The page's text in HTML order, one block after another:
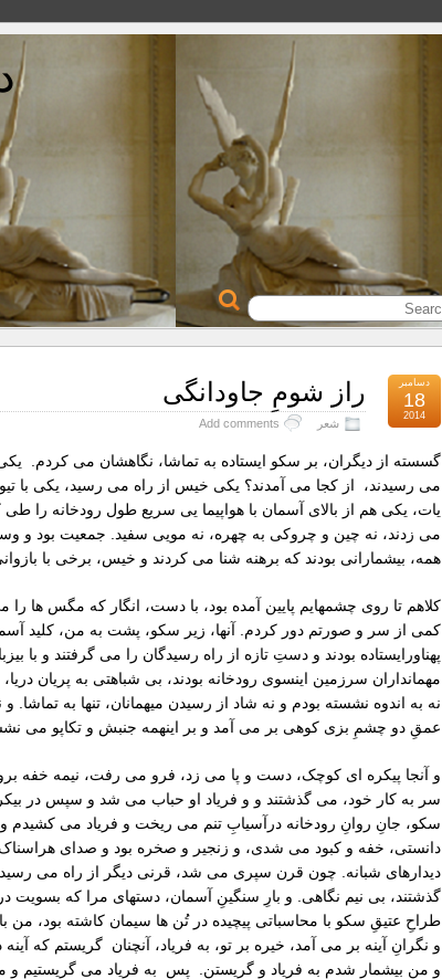
راز شومِ جاودانگی
شعر Add comments
دسامبر
18
2014
گسسته از دیگران، بر سکو ایستاده به تماشا، نگاهشان می کردم.
می رسیدند، از کجا می آمدند؟ یکی خیس از راه می رسید، یکی با
یات، یکی هم از بالای آسمان با هواپیما یی سریع طول رودخانه را
می زدند، نه چین و چروکی به چهره، نه مویی سفید. جمعیت بود و
همه، بیشمارانی بودند که برهنه شنا می کردند و خیس، برخی با
کلاهم تا روی چشمهایم پایین آمده بود، با دست، انگار که مگس ها
کمی از سر و صورتم دور کردم. آنها، زیر سکو، پشت به من، کلید
پهناورایستاده بودند و دستِ تازه از راه رسیدگان را می گرفتند و با
مهمانداران سرزمین اینسوی رودخانه بودند، بی شباهتی به پریان
نه به اندوه نشسته بودم و نه شاد از رسیدن میهمانان، تنها به تماشا. و
عمقِ دو چشمِ بزی کوهی بر می آمد و بر اینهمه جنبش و تکاپو می
و آنجا پیکره ای کوچک، دست و پا می زد، فرو می رفت، نیمه خفه
سر به کار خود، می گذشتند و و فریاد او حباب می شد و سپس در
سکو، جانِ روانِ رودخانه درآسیابِ تنم می ریخت و فریاد می کشیدم
دانستی، خفه و کبود می شدی، و زنجیر و صخره بود و صدای
دیدارهای شبانه. چون قرن سپری می شد، قرنی دیگر از راه می رسید،
گذشتند، بی نیم نگاهی. و بارِ سنگینِ آسمان، دستهای مرا که بسویت
طراحِ عتیقِ سکو با محاسباتی پیچیده در تُن ها سیمان کاشته بود،
و نگرانِ آینه بر می آمد، خیره بر تو، به فریاد، آنچنان گریستم که
و من بیشمار شدم به فریاد و گریستن. پس به فریاد می گریستیم و